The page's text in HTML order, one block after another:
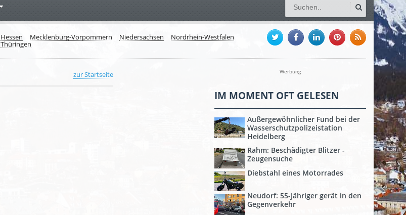
Hessen Mecklenburg-Vorpommern Niedersachsen Nordrhein-Westfalen
Thüringen
zur Startseite Werbung
IM MOMENT OFT GELESEN
Außergewöhnlicher Fund bei der
Wasserschutzpolizeistation
Heidelberg
Rahm: Beschädigter Blitzer -
Zeugensuche
Diebstahl eines Motorrades
Neudorf: 55-Jähriger gerät in den
Gegenverkehr